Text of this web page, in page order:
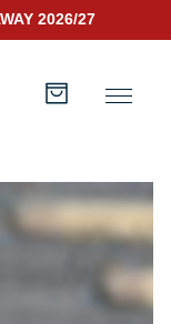
2026/27